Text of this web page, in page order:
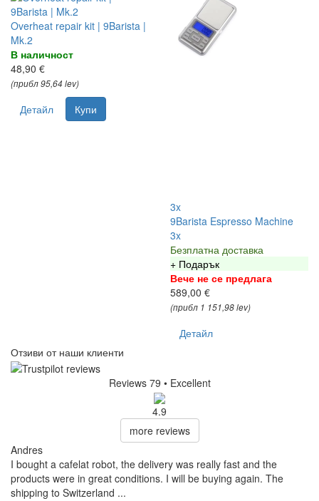
Overheat repair kit | 9Barista |
Mk.2
В наличност
48,90 €
(прибл 95,64 lev)
Детайл Купи
3x
9Barista Espresso Machine
3x
Безплатна доставка
+ Подарък
Вече не се предлага
589,00 €
(прибл 1 151,98 lev)
Детайл
Отзиви от наши клиенти
Reviews 79 • Excellent
4.9
more reviews
Andres
I bought a cafelat robot, the delivery was really fast and the
products were in great conditions. I will be buying again. The
shipping to Switzerland ...